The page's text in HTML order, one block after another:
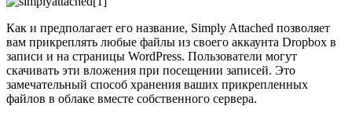
Как и предполагает его название, Simply Attached позволяет
вам прикреплять любые файлы из своего аккаунта Dropbox в
записи и на страницы WordPress. Пользователи могут
скачивать эти вложения при посещении записей. Это
замечательный способ хранения ваших прикрепленных
файлов в облаке вместе собственного сервера.